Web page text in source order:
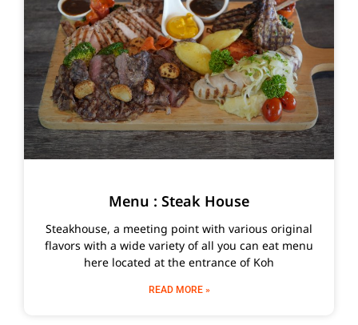
Menu : Steak House
Steakhouse, a meeting point with various original
flavors with a wide variety of all you can eat menu
here located at the entrance of Koh
READ MORE »